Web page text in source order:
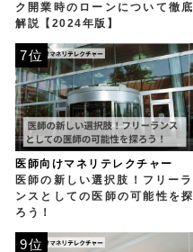
ク開業時のローンについて徹底
解説【2024年版】
医師向けマネリテレクチャー
医師の新しい選択肢！フリーラ
ンスとしての医師の可能性を探
ろう！
7位
9位